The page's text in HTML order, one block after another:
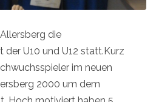
die
der U10 und U12 statt.Kurz
im neuen
2000 um dem